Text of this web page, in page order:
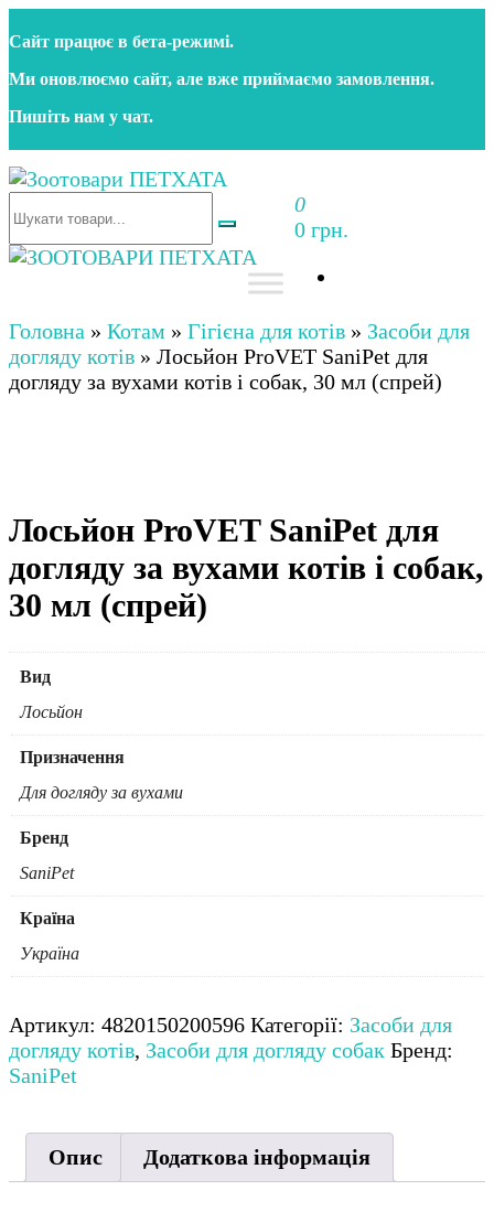
до
контенту
Сайт працює в бета‑режимі.
Ми оновлюємо сайт, але вже приймаємо замовлення.
Пишіть нам у чат.
Зоотовари ПЕТХАТА
Зоомагазин для собак та котів | Корм, іграшки,
аксесуари та догляд за тваринами. Доставка по
0
0 грн.
аксесуари та догляд за тваринами. Доставка по
Україні
Головна » Котам » Гігієна для котів » Засоби для
догляду котів » Лосьйон ProVET SaniPet для
догляду за вухами котів і собак, 30 мл (спрей)
Лосьйон ProVET SaniPet для
догляду за вухами котів і собак,
30 мл (спрей)
Вид
Лосьйон
Призначення
Для догляду за вухами
Бренд
SaniPet
Країна
Україна
Артикул: 4820150200596 Категорії: Засоби для
догляду котів, Засоби для догляду собак Бренд:
SaniPet
Опис Додаткова інформація